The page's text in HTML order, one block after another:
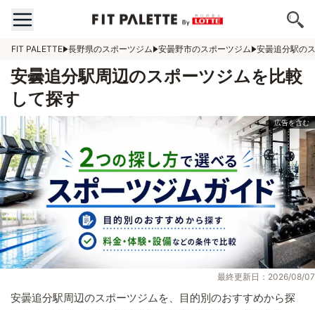
FIT PALETTE 長野県のスポーツジム 安曇野市のスポーツジム 安曇追分駅の
安曇追分駅周辺のスポーツジムを比較
して探す
最終更新日：2026/08/07
安曇追分駅周辺のスポーツジムを、目的別のおすすめから探